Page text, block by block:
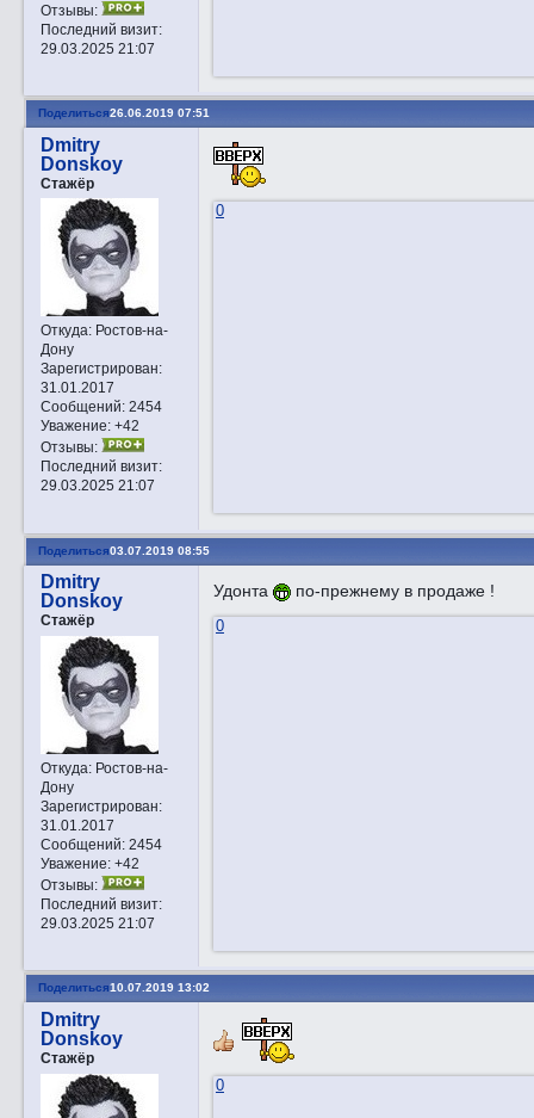
Отзывы:
Последний визит:
29.03.2025 21:07
Поделиться26.06.2019 07:51
Dmitry
Donskoy
Стажёр
Откуда:Ростов-на-
Дону
Зарегистрирован:
31.01.2017
Сообщений:2454
Уважение: +42
Отзывы:
Последний визит:
29.03.2025 21:07
0
Поделиться03.07.2019 08:55
Dmitry
Donskoy
Стажёр
Откуда:Ростов-на-
Дону
Зарегистрирован:
31.01.2017
Сообщений:2454
Уважение: +42
Отзывы:
Последний визит:
29.03.2025 21:07
Удонта по-прежнему в продаже !
0
Поделиться10.07.2019 13:02
Dmitry
Donskoy
Стажёр
0